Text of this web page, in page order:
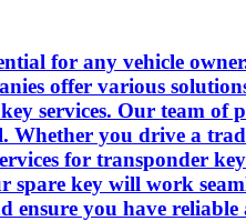
for any vehicle
offer various
services. Our team of
you drive a
for transponder
spare key will work
you have reliable